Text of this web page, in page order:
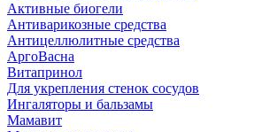
Активные биогели
Антиварикозные средства
Антицеллюлитные средства
АргоВасна
Витапринол
Для укрепления стенок сосудов
Ингаляторы и бальзамы
Мамавит